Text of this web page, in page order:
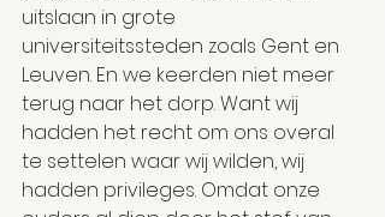
uitslaan in grote
universiteitssteden zoals Gent en
Leuven. En we keerden niet meer
terug naar het dorp. Want wij
hadden het recht om ons overal
te settelen waar wij wilden, wij
hadden privileges. Omdat onze